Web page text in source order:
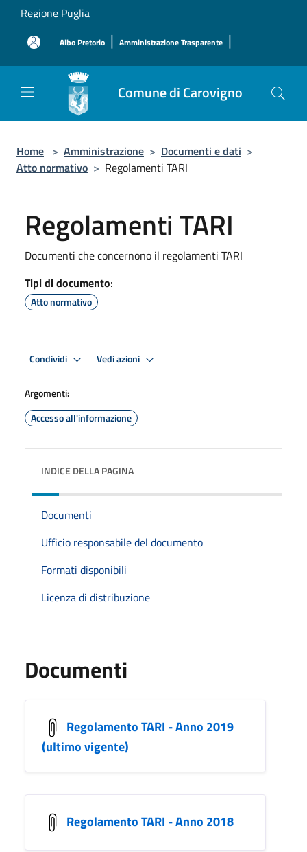
Salta al contenuto principale
Regione Puglia
Albo Pretorio | Amministrazione Trasparente |
Comune di Carovigno
Home > Amministrazione > Documenti e dati >
Atto normativo > Regolamenti TARI
Regolamenti TARI
Documenti che concernono il regolamenti TARI
Tipi di documento:
Atto normativo
Condividi Vedi azioni
Argomenti:
Accesso all'informazione
INDICE DELLA PAGINA
Documenti
Ufficio responsabile del documento
Formati disponibili
Licenza di distribuzione
Documenti
Regolamento TARI - Anno 2019
(ultimo vigente)
Regolamento TARI - Anno 2018